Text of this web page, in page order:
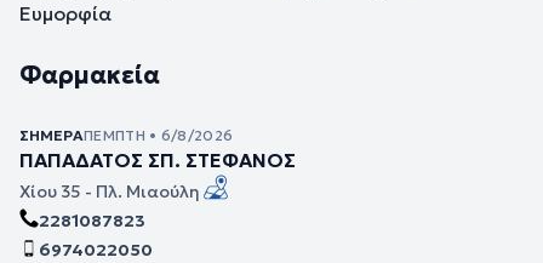
Ευμορφία
Φαρμακεία
ΣΉΜΕΡΑΠΈΜΠΤΗ • 6/8/2026
ΠΑΠΑΔΑΤΟΣ ΣΠ. ΣΤΕΦΑΝΟΣ
Χίου 35 - Πλ. Μιαούλη
2281087823
6974022050